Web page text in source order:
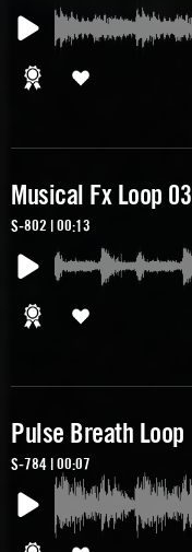
Musical Fx Loop 03
S-802 | 00:13
Pulse Breath Loop
S-784 | 00:07